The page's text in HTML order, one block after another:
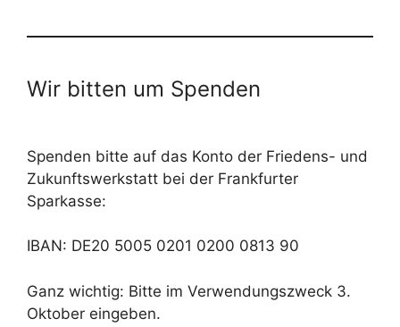
Wir bitten um Spenden
Spenden bitte auf das Konto der Friedens- und
Zukunftswerkstatt bei der Frankfurter
Sparkasse:
IBAN: DE20 5005 0201 0200 0813 90
Ganz wichtig: Bitte im Verwendungszweck 3.
Oktober eingeben.